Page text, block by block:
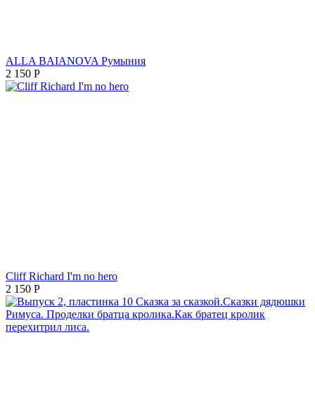
ALLA BAIANOVA Румыния
2 150 Р
Cliff Richard I'm no hero
2 150 Р